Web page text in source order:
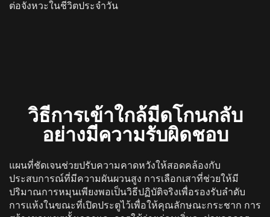
ต่อจังหวะในชีวิตประจําวัน
วิธีการเข้าใกล้มีดโกนกลับ
อย่างมีความรับผิดชอบ
แผนที่ชัดเจนช่วยปรับความคาดหวังให้สอดคล้องกับ
ประสบการณ์ที่มีความผันผวนสูง การเลือกเสาที่ช่วยให้มี
ปริมาณการหมุนเพียงพอเป็นวิธีปฏิบัติจริงเพื่อรองรับลําดับ
การแห้งในขณะที่เปิดประตูไว้เพื่อให้คุณลักษณะกระชาก การ